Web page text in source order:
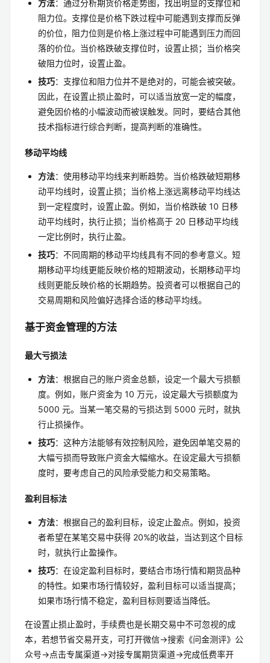
方法：通过分析期货价格走势图，找出明显的支撑位和
阻力位。支撑位是价格下跌过程中可能遇到支撑而反弹
的价位，阻力位则是价格上涨过程中可能遇到压力而回
落的价位。当价格跌破支撑位时，设置止损；当价格突
破阻力位时，设置止盈。
技巧：支撑位和阻力位并不是绝对的，可能会被突破。
因此，在设置止损止盈时，可以适当放宽一定的幅度，
避免因价格的小幅波动而被误触发。同时，要结合其他
技术指标进行综合判断，提高判断的准确性。
移动平均线
方法：使用移动平均线来判断趋势。当价格跌破短期移
动平均线时，设置止损；当价格上涨远离移动平均线达
到一定程度时，设置止盈。例如，当价格跌破 10 日移
动平均线时，执行止损；当价格高于 20 日移动平均线
一定比例时，执行止盈。
技巧：不同周期的移动平均线具有不同的参考意义。短
期移动平均线更能反映价格的短期波动，长期移动平均
线则更能反映价格的长期趋势。投资者可以根据自己的
交易周期和风险偏好选择合适的移动平均线。
基于资金管理的方法
最大亏损法
方法：根据自己的账户资金总额，设定一个最大亏损额
度。例如，账户资金为 10 万元，设定最大亏损额度为
5000 元。当某一笔交易的亏损达到 5000 元时，就执
行止损操作。
技巧：这种方法能够有效控制风险，避免因单笔交易的
大幅亏损而导致账户资金大幅缩水。在设定最大亏损额
度时，要考虑自己的风险承受能力和交易策略。
盈利目标法
方法：根据自己的盈利目标，设定止盈点。例如，投资
者希望在某笔交易中获得 20%的收益，当达到这个目标
时，就执行止盈操作。
技巧：在设定盈利目标时，要结合市场行情和期货品种
的特性。如果市场行情较好，盈利目标可以适当提高；
如果市场行情不稳定，盈利目标则要适当降低。
在设置止损止盈时，手续费也是长期交易中不可忽视的成
本，若想节省交易开支，可打开微信→搜索《问金测评》公
众号→点击专属渠道→对接专属期货渠道→完成低费率开